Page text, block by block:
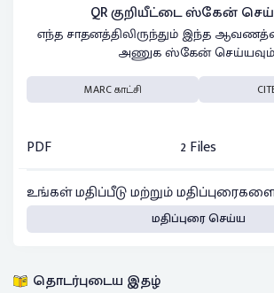
QR குறியீட்டை ஸ்கேன்
எந்த சாதனத்திலிருந்தும் இந்த
அணுக ஸ்கேன்
MARC காட்சி
PDF
2 Files
உங்கள் மதிப்பீடு மற்றும்
மதிப்புரை செய்ய
தொடர்புடைய இதழ்